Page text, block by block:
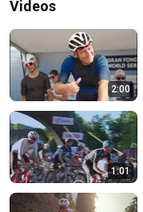
Videos
2:00
1:01